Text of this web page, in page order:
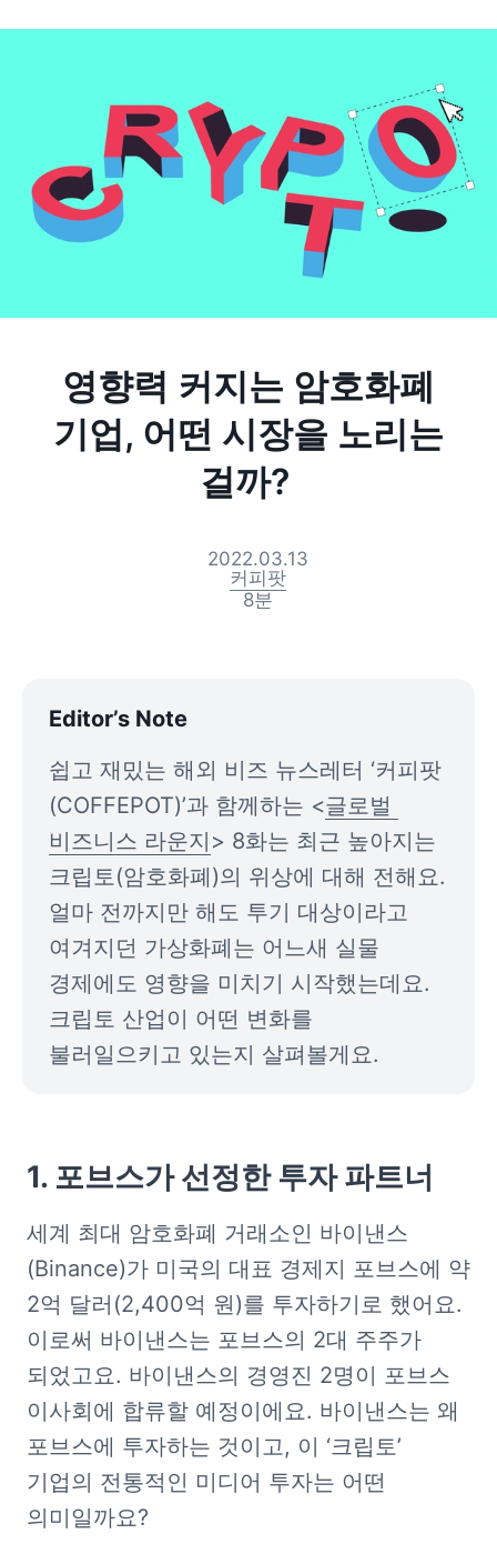
영향력 커지는 암호화폐
기업, 어떤 시장을 노리는
걸까?
2022.03.13
커피팟
8분
Editor’s Note
쉽고 재밌는 해외 비즈 뉴스레터 ‘커피팟
(COFFEPOT)’과 함께하는 <글로벌
비즈니스 라운지 > 8화는 최근 높아지는
크립토(암호화폐)의 위상에 대해 전해요.
얼마 전까지만 해도 투기 대상이라고
여겨지던 가상화폐는 어느새 실물
경제에도 영향을 미치기 시작했는데요.
크립토 산업이 어떤 변화를
불러일으키고 있는지 살펴볼게요.
1. 포브스가 선정한 투자 파트너
세계 최대 암호화폐 거래소인 바이낸스
(Binance)가 미국의 대표 경제지 포브스에 약
2억 달러(2,400억 원)를 투자하기로 했어요.
이로써 바이낸스는 포브스의 2대 주주가
되었고요. 바이낸스의 경영진 2명이 포브스
이사회에 합류할 예정이에요. 바이낸스는 왜
포브스에 투자하는 것이고, 이 ‘크립토’
기업의 전통적인 미디어 투자는 어떤
의미일까요?